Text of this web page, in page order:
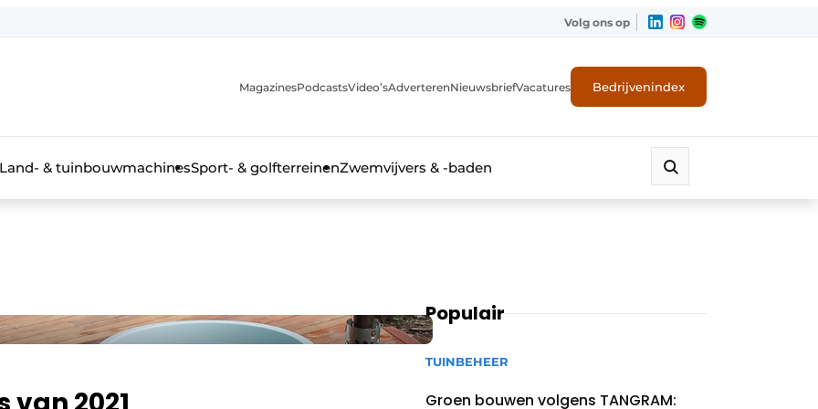
Volg ons op
MagazinesPodcastsVideo’sAdverterenNieuwsbriefVacatures Bedrijvenindex
Land- & tuinbouwmachinesSport- & golfterreinenZwemvijvers & -baden
Populair
TUINBEHEER
Groen bouwen volgens TANGRAM: